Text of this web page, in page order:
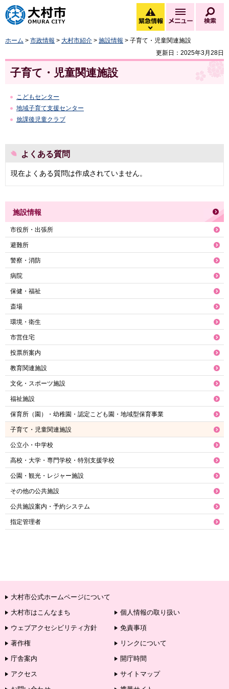
大村市
緊急情報
緊急情報を開く
メニュー
ホーム > 市政情報 > 大村市紹介 > 施設情報 > 子育て・児童関連施設
更新日：2025年3月28日
子育て・児童関連施設
こどもセンター
地域子育て支援センター
放課後児童クラブ
よくある質問
現在よくある質問は作成されていません。
施設情報
市役所・出張所
避難所
警察・消防
病院
保健・福祉
斎場
環境・衛生
市営住宅
投票所案内
教育関連施設
文化・スポーツ施設
福祉施設
保育所（園）・幼稚園・認定こども園・地域型保育事業
子育て・児童関連施設
公立小・中学校
高校・大学・専門学校・特別支援学校
公園・観光・レジャー施設
その他の公共施設
公共施設案内・予約システム
指定管理者
大村市公式ホームページについて
大村市はこんなまち
個人情報の取り扱い
ウェブアクセシビリティ方針
免責事項
著作権
リンクについて
庁舎案内
開庁時間
アクセス
サイトマップ